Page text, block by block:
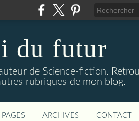
du futur
de Science-fiction.
rubriques de mon blog.
PAGES ARCHIVES CONTACT